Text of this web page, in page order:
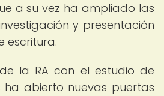
a su vez ha ampliado las
y presentación
escritura.
la RA con el estudio de
ha abierto nuevas puertas